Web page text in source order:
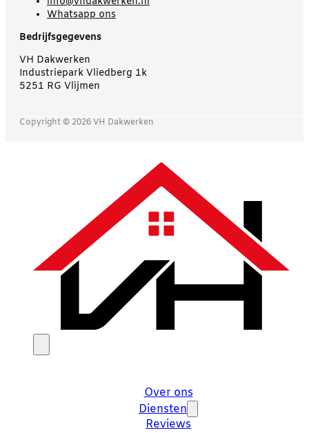
Whatsapp ons
Bedrijfsgegevens
VH Dakwerken
Industriepark Vliedberg 1k
5251 RG Vlijmen
Copyright © 2026 VH Dakwerken
Over ons
Diensten
Reviews